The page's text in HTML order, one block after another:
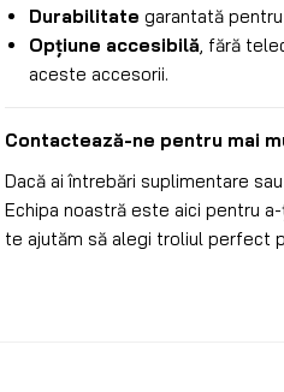
Durabilitate garantată
Opțiune accesibilă, fără
aceste accesorii.
Contactează-ne pentru mai
Dacă ai întrebări suplimentare
Echipa noastră este aici pentru
te ajutăm să alegi troliul perfect